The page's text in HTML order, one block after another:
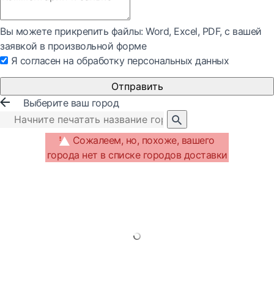
Вы можете прикрепить файлы: Word, Exсel, PDF, с вашей
заявкой в произвольной форме
Я согласен на обработку персональных данных
Отправить
Выберите ваш город
Сожалеем, но, похоже, вашего
города нет в списке городов доставки